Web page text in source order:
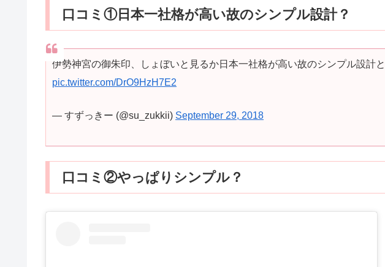
口コミ①日本一社格が高い故のシンプル設計？
伊勢神宮の御朱印、しょぼいと見るか日本一社格が高い故のシンプル設計
pic.twitter.com/DrO9HzH7E2
— すずっきー (@su_zukkii) September 29, 2018
口コミ②やっぱりシンプル？